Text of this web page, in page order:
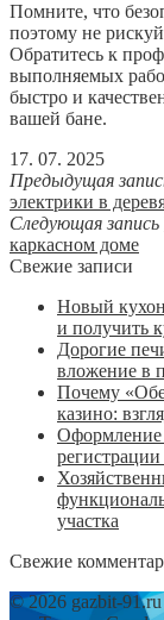
Помните, что
поэтому не
Обратитесь к
выполняемых
быстро и
вашей бане.
17. 07. 2025
Предыдущая
электрики в
Следующая запись
каркасном доме
Свежие записи
Новый
и получить
Дорогие
вложение в
Почему
казино:
Оформление
регистрации
участка
Свежие
©2026 gazbit-91.ru